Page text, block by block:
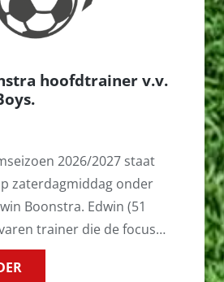
hoofdtrainer v.v.
2026/2027 staat
zaterdagmiddag onder
Boonstra. Edwin (51
trainer die de focus…